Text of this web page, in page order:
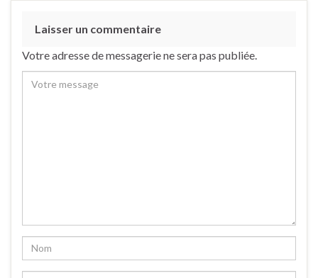
Laisser un commentaire
Votre adresse de messagerie ne sera pas publiée.